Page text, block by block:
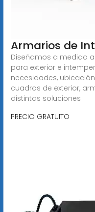
Armarios de
Diseñamos a medida
para exterior e
necesidades,
cuadros de exterior,
distintas soluciones
PRECIO GRATUITO